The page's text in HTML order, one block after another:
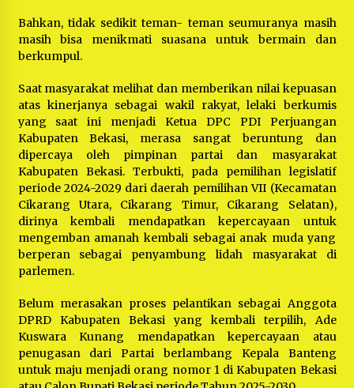
Bahkan, tidak sedikit teman- teman seumuranya masih
masih bisa menikmati suasana untuk bermain dan
berkumpul.
Saat masyarakat melihat dan memberikan nilai kepuasan
atas kinerjanya sebagai wakil rakyat, lelaki berkumis
yang saat ini menjadi Ketua DPC PDI Perjuangan
Kabupaten Bekasi, merasa sangat beruntung dan
dipercaya oleh pimpinan partai dan masyarakat
Kabupaten Bekasi. Terbukti, pada pemilihan legislatif
periode 2024-2029 dari daerah pemilihan VII (Kecamatan
Cikarang Utara, Cikarang Timur, Cikarang Selatan),
dirinya kembali mendapatkan kepercayaan untuk
mengemban amanah kembali sebagai anak muda yang
berperan sebagai penyambung lidah masyarakat di
parlemen.
Belum merasakan proses pelantikan sebagai Anggota
DPRD Kabupaten Bekasi yang kembali terpilih, Ade
Kuswara Kunang mendapatkan kepercayaan atau
penugasan dari Partai berlambang Kepala Banteng
untuk maju menjadi orang nomor 1 di Kabupaten Bekasi